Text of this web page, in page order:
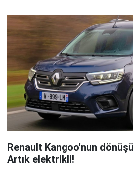
Renault Kangoo'nun
Artık elektrikli!